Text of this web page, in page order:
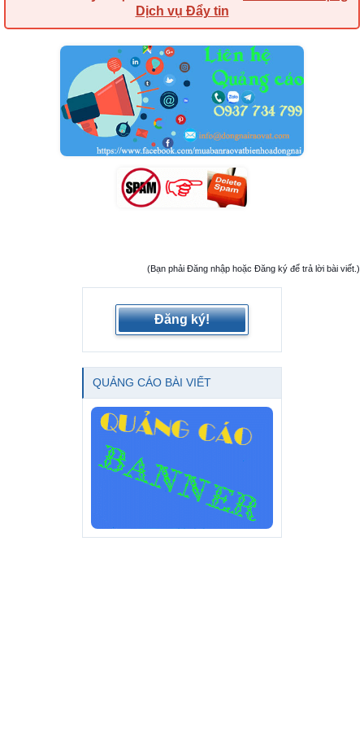
Dịch vụ Đẩy tin
(Bạn phải Đăng nhập hoặc Đăng ký để trả lời bài viết.)
Đăng ký!
QUẢNG CÁO BÀI VIẾT